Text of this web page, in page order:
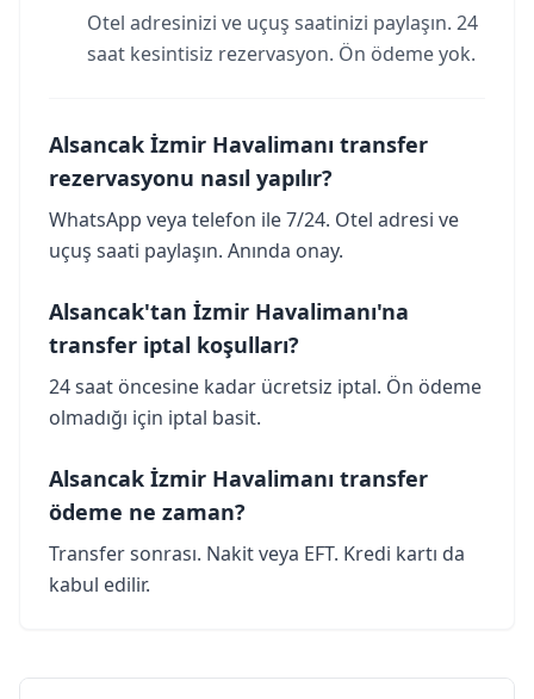
Otel adresinizi ve uçuş saatinizi paylaşın. 24
saat kesintisiz rezervasyon. Ön ödeme yok.
Alsancak İzmir Havalimanı transfer
rezervasyonu nasıl yapılır?
WhatsApp veya telefon ile 7/24. Otel adresi ve
uçuş saati paylaşın. Anında onay.
Alsancak'tan İzmir Havalimanı'na
transfer iptal koşulları?
24 saat öncesine kadar ücretsiz iptal. Ön ödeme
olmadığı için iptal basit.
Alsancak İzmir Havalimanı transfer
ödeme ne zaman?
Transfer sonrası. Nakit veya EFT. Kredi kartı da
kabul edilir.